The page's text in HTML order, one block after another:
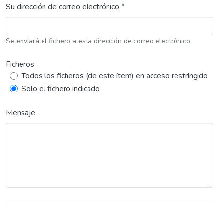
Su dirección de correo electrónico *
Se enviará el fichero a esta dirección de correo electrónico.
Ficheros
Todos los ficheros (de este ítem) en acceso restringido
Solo el fichero indicado
Mensaje